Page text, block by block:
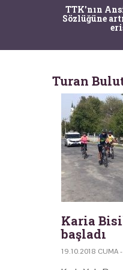
TTK'nın
Sözlüğüne
Turan
Karia
başladı
19.10.2018 CUMA